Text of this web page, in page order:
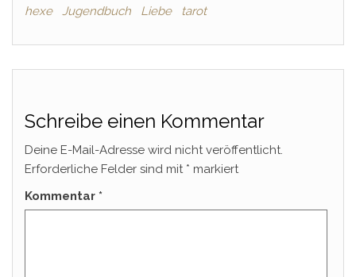
hexe
Jugendbuch Liebe tarot
Schreibe einen Kommentar
Deine E-Mail-Adresse wird nicht veröffentlicht.
Erforderliche Felder sind mit * markiert
Kommentar *